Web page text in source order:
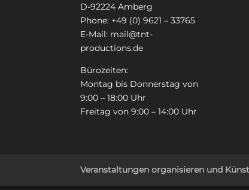
D-92224 Amberg
Phone: +49 (0) 9621 – 33765
E-Mail: mail@tnt-
productions.de
Bürozeiten:
Montag bis Donnerstag von
9:00 – 18:00 Uhr
Freitag von 9:00 – 14:00 Uhr
Veranstaltungen organisieren und